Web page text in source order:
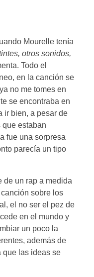
Mourelle tenía
otros sonidos,
Todo el
en la canción se
no me tomes en
se encontraba en
ir bien, a pesar de
que estaban
fue una sorpresa
parecía un tipo
de un rap a medida
sobre los
el no ser el pez de
en el mundo y
un poco la
además de
que las ideas se